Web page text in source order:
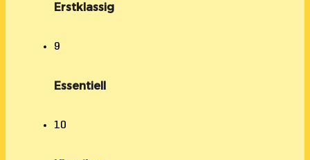
Erstklassig
9
Essentiell
10